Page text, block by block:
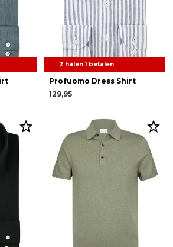
2 halen 1 betalen
Profuomo Dress Shirt
129,95